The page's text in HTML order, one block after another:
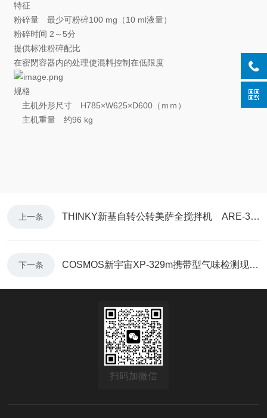
特征
粉碎量 最少可粉碎100 mg（10 ml液量）
粉碎时间 2～5分
提供标准粉碎配比
在密閉容器内的处理使混料控制在低限度
规格
主机外形尺寸 H785×W625×D600（ｍｍ）
主机重量 约96 kg
上一条 THINKY新基自转公转美萨全搅拌机 ARE-310/AR-100锂电行业新能源汽车领域
下一条 COSMOS新宇宙XP-329m携带型气味检测现货10台 美萨全系列代理
扫码加微信